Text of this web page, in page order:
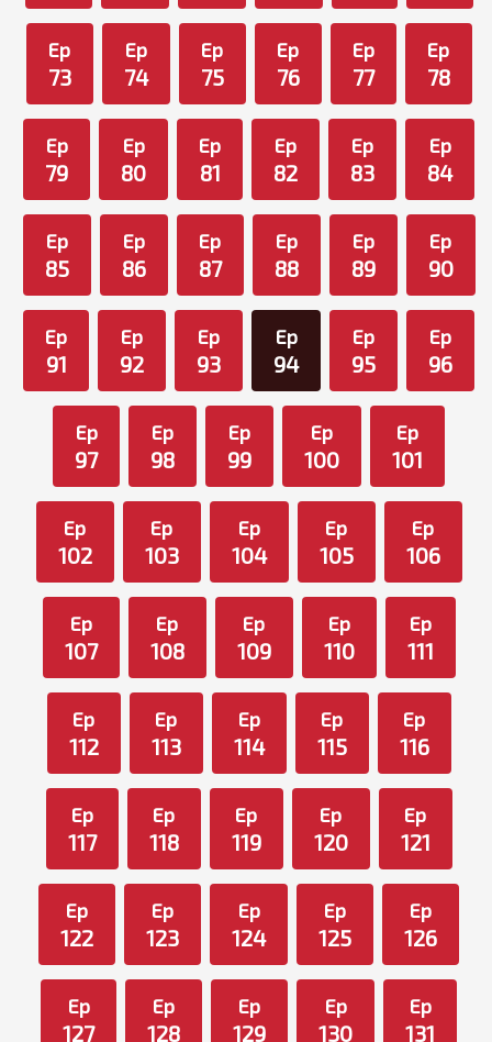
Ep
73
Ep
74
Ep
75
Ep
76
Ep
77
Ep
78
Ep
79
Ep
80
Ep
81
Ep
82
Ep
83
Ep
84
Ep
85
Ep
86
Ep
87
Ep
88
Ep
89
Ep
90
Ep
91
Ep
92
Ep
93
Ep
94
Ep
95
Ep
96
Ep
97
Ep
98
Ep
99
Ep
100
Ep
101
Ep
102
Ep
103
Ep
104
Ep
105
Ep
106
Ep
107
Ep
108
Ep
109
Ep
110
Ep
111
Ep
112
Ep
113
Ep
114
Ep
115
Ep
116
Ep
117
Ep
118
Ep
119
Ep
120
Ep
121
Ep
122
Ep
123
Ep
124
Ep
125
Ep
126
Ep
127
Ep
128
Ep
129
Ep
130
Ep
131